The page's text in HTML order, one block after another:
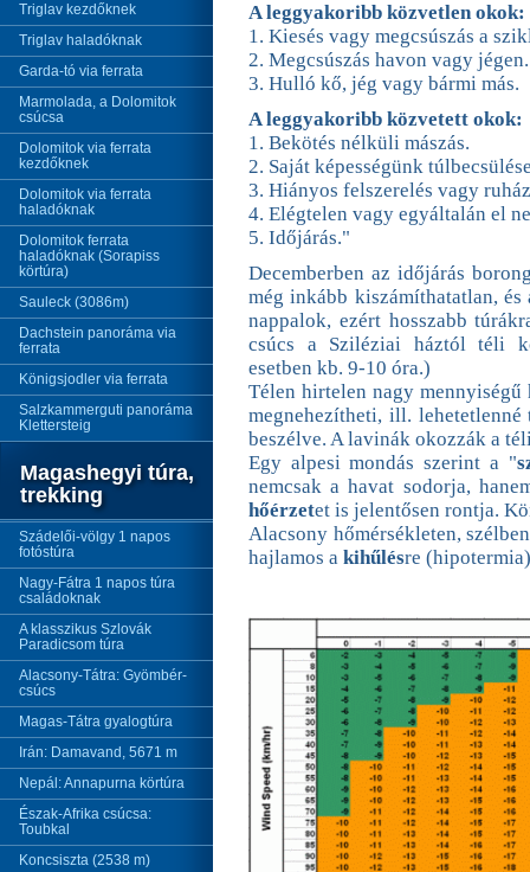
Triglav kezdőknek
Triglav haladóknak
Garda-tó via ferrata
Marmolada, a Dolomitok
csúcsa
Dolomitok via ferrata
kezdőknek
Dolomitok via ferrata
haladóknak
Dolomitok ferrata
haladóknak (Sorapiss
körtúra)
Sauleck (3086m)
Dachstein panoráma via
ferrata
Königsjodler via ferrata
Salzkammerguti panoráma
Klettersteig
Magashegyi túra,
trekking
Szádelői-völgy 1 napos
fotóstúra
Nagy-Fátra 1 napos túra
családoknak
A klasszikus Szlovák
Paradicsom túra
Alacsony-Tátra: Gyömbér-
csúcs
Magas-Tátra gyalogtúra
Irán: Damavand, 5671 m
Nepál: Annapurna körtúra
Észak-Afrika csúcsa:
Toubkal
Koncsiszta (2538 m)
A leggyakoribb közvetlen okok:
1. Kiesés vagy megcsúszás a
2. Megcsúszás havon vagy jégen.
3. Hulló kő, jég vagy bármi más.
A leggyakoribb közvetett okok:
1. Bekötés nélküli mászás.
2. Saját képességünk
3. Hiányos felszerelés vagy
4. Elégtelen vagy egyáltalán el
5. Időjárás."
Decemberben az időjárás
még inkább kiszámíthatatlan,
nappalok, ezért hosszabb
csúcs a Sziléziai háztól téli
esetben kb. 9-10 óra.)
Télen hirtelen nagy
megnehezítheti, ill.
beszélve. A lavinák okozzák a
Egy alpesi mondás szerint a "
nemcsak a havat sodorja,
hőérzetet is jelentősen rontja.
Alacsony hőmérsékleten,
hajlamos a kihűlésre